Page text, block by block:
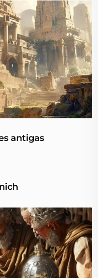
antigas